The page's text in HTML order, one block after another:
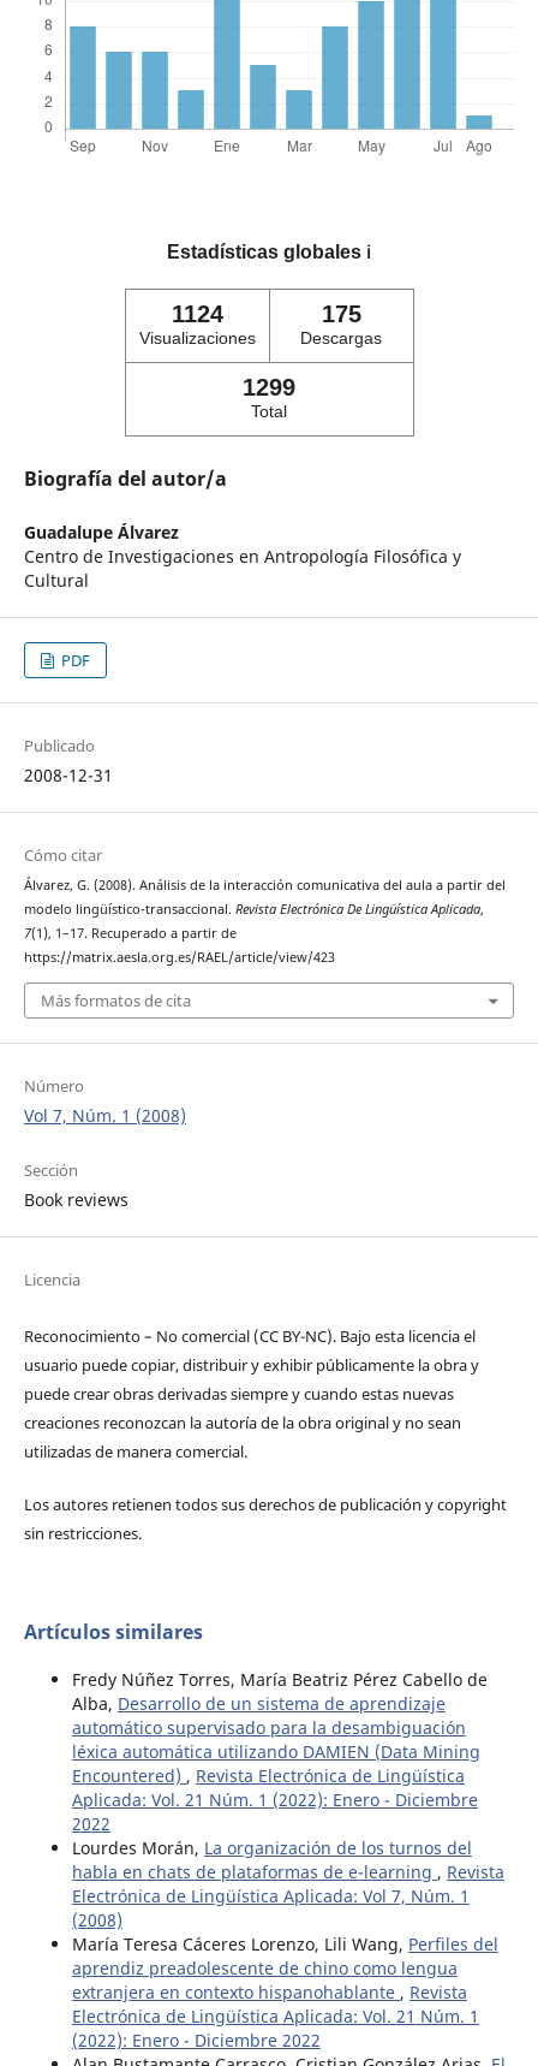
Estadísticas globales ℹ️
1124
Visualizaciones
175
Descargas
1299
Total
Biografía del autor/a
Guadalupe Álvarez
Centro de Investigaciones en Antropología Filosófica y
Cultural
PDF
Publicado
2008-12-31
Cómo citar
Álvarez, G. (2008). Análisis de la interacción comunicativa del aula a partir del
modelo lingüístico-transaccional. Revista Electrónica De Lingüística Aplicada,
7(1), 1–17. Recuperado a partir de
https://matrix.aesla.org.es/RAEL/article/view/423
Más formatos de cita
Número
Vol 7, Núm. 1 (2008)
Sección
Book reviews
Licencia
Reconocimiento – No comercial (CC BY-­NC). Bajo esta licencia el
usuario puede copiar, distribuir y exhibir públicamente la obra y
puede crear obras derivadas siempre y cuando estas nuevas
creaciones reconozcan la autoría de la obra original y no sean
utilizadas de manera comercial.
Los autores retienen todos sus derechos de publicación y copyright
sin restricciones.
Artículos similares
Fredy Núñez Torres, María Beatriz Pérez Cabello de
Alba, Desarrollo de un sistema de aprendizaje
automático supervisado para la desambiguación
léxica automática utilizando DAMIEN (Data Mining
Encountered) , Revista Electrónica de Lingüística
Aplicada: Vol. 21 Núm. 1 (2022): Enero - Diciembre
2022
Lourdes Morán, La organización de los turnos del
habla en chats de plataformas de e-learning , Revista
Electrónica de Lingüística Aplicada: Vol 7, Núm. 1
(2008)
María Teresa Cáceres Lorenzo, Lili Wang, Perfiles del
aprendiz preadolescente de chino como lengua
extranjera en contexto hispanohablante , Revista
Electrónica de Lingüística Aplicada: Vol. 21 Núm. 1
(2022): Enero - Diciembre 2022